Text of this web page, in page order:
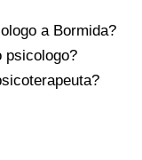
a Bormida?
psicologo?